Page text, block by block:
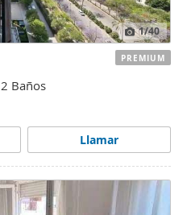
1/40
2 Baños
Llamar
PREMIUM